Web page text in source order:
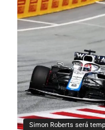
Simon Roberts será